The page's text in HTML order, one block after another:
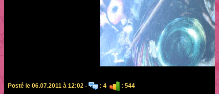
Posté le 06.07.2011 à 12:02 - : 4 : 544